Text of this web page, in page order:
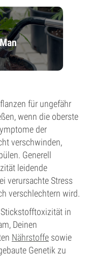
für ungefähr
wenn die oberste
der
verschwinden,
Generell
leidende
verursachte Stress
verschlechtern wird.
in
Deinen
Nährstoffe sowie
Genetik zu